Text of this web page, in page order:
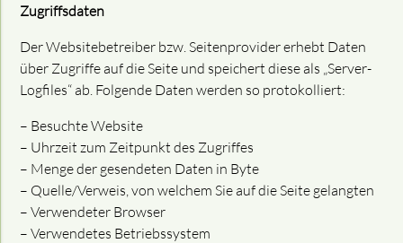
Zugriffsdaten
Der Websitebetreiber bzw. Seitenprovider erhebt Daten
über Zugriffe auf die Seite und speichert diese als „Server-
Logfiles“ ab. Folgende Daten werden so protokolliert:
– Besuchte Website
– Uhrzeit zum Zeitpunkt des Zugriffes
– Menge der gesendeten Daten in Byte
– Quelle/Verweis, von welchem Sie auf die Seite gelangten
– Verwendeter Browser
– Verwendetes Betriebssystem